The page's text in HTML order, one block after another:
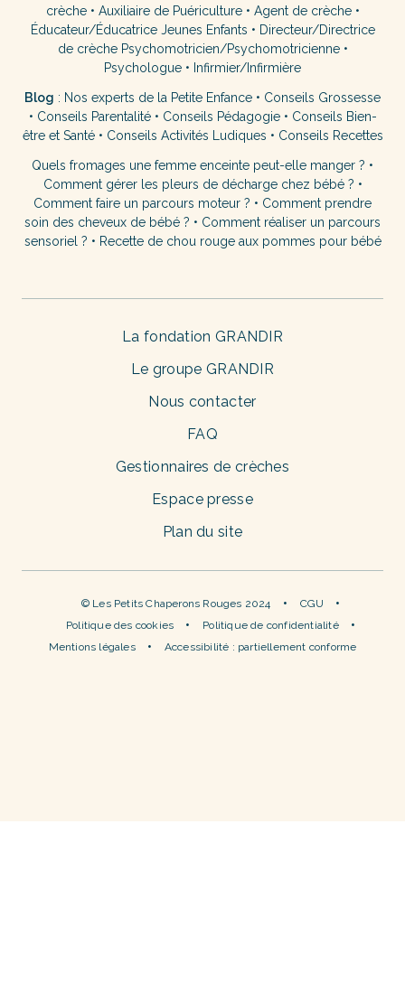
crèche• Auxiliaire de Puériculture• Agent de crèche•
Éducateur/Éducatrice Jeunes Enfants • Directeur/Directrice
de crèche Psychomotricien/Psychomotricienne•
Psychologue • Infirmier/Infirmière
Blog : Nos experts de la Petite Enfance • Conseils Grossesse
• Conseils Parentalité• Conseils Pédagogie• Conseils Bien-
être et Santé• Conseils Activités Ludiques • Conseils Recettes
Quels fromages une femme enceinte peut-elle manger ? •
Comment gérer les pleurs de décharge chez bébé ? •
Comment faire un parcours moteur ? • Comment prendre
soin des cheveux de bébé ? • Comment réaliser un parcours
sensoriel ? • Recette de chou rouge aux pommes pour bébé
La fondation GRANDIR
Le groupe GRANDIR
Nous contacter
FAQ
Gestionnaires de crèches
Espace presse
Plan du site
© Les Petits Chaperons Rouges 2024
CGU
Politique des cookies
Politique de confidentialité
Mentions légales
Accessibilité : partiellement conforme